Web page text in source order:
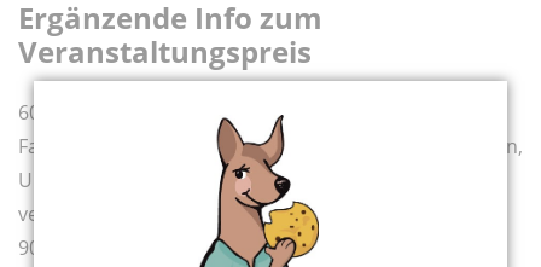
Ergänzende Info zum
Veranstaltungspreis
60 Minuten Programm inklusive Vorbereitungszeit,
Fahrtzeit und Einkaufszeit kosten 150 Euro. Spritkosten,
Umsatzsteuer und Materialkosten werden extra
verrechnet.
90 Minuten Programm inklusive Vorbereitungszeit,